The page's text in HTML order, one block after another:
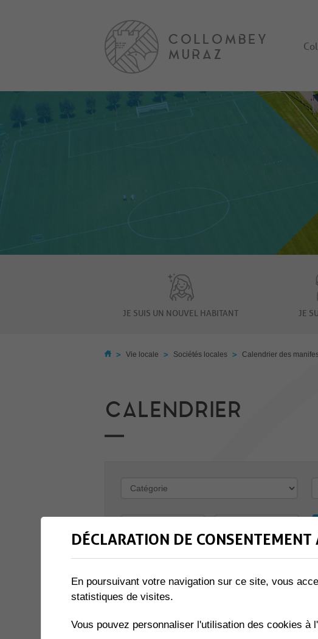
JE SUIS UN NOUVEL HABITANT JE
> Vie locale > Sociétés locales > Calendrier des
CALENDRIER
6
AVR.
NÉ POUR LIRE
Bibliothèque de Collombey-Muraz
DÉCLARATION DE CONSENTEMENT
En poursuivant votre navigation sur ce site, vous
statistiques de visites.
Vous pouvez personnaliser l'utilisation des cookies à